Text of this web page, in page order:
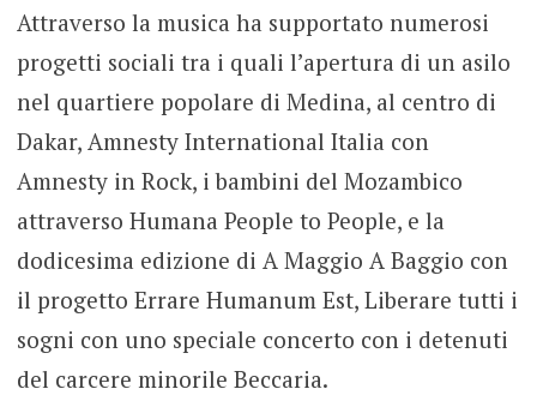
Attraverso la musica ha supportato numerosi
progetti sociali tra i quali l’apertura di un asilo
nel quartiere popolare di Medina, al centro di
Dakar, Amnesty International Italia con
Amnesty in Rock, i bambini del Mozambico
attraverso Humana People to People, e la
dodicesima edizione di A Maggio A Baggio con
il progetto Errare Humanum Est, Liberare tutti i
sogni con uno speciale concerto con i detenuti
del carcere minorile Beccaria.